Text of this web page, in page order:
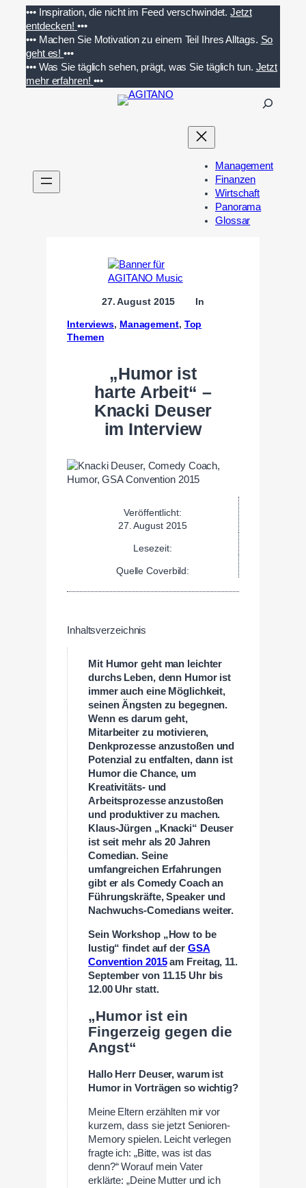
Inhalt
springen
••• Inspiration, die nicht im Feed verschwindet. Jetzt
entdecken! •••
••• Machen Sie Motivation zu einem Teil Ihres Alltags. So
geht es!•••
••• Was Sie täglich sehen, prägt, was Sie täglich tun. Jetzt
mehr erfahren! •••
n
Management
Finanzen
Wirtschaft
Panorama
Glossar
27. August 2015 In
Interviews, Management, Top
Themen
„Humor ist
harte Arbeit“ –
Knacki Deuser
im Interview
Veröffentlicht:
27. August 2015
Lesezeit:
Quelle Coverbild:
Inhaltsverzeichnis
Mit Humor geht man leichter
durchs Leben, denn Humor ist
immer auch eine Möglichkeit,
seinen Ängsten zu begegnen.
Wenn es darum geht,
Mitarbeiter zu motivieren,
Denkprozesse anzustoßen und
Potenzial zu entfalten, dann ist
Humor die Chance, um
Kreativitäts- und
Arbeitsprozesse anzustoßen
und produktiver zu machen.
Klaus-Jürgen „Knacki“ Deuser
ist seit mehr als 20 Jahren
Comedian. Seine
umfangreichen Erfahrungen
gibt er als Comedy Coach an
Führungskräfte, Speaker und
Nachwuchs-Comedians weiter.
Sein Workshop „How to be
lustig“ findet auf der GSA
Convention 2015am Freitag, 11.
September von 11.15 Uhr bis
12.00 Uhr statt.
„Humor ist ein
Fingerzeig gegen die
Angst“
Hallo Herr Deuser, warum ist
Humor in Vorträgen so wichtig?
Meine Eltern erzählten mir vor
kurzem, dass sie jetzt Senioren-
Memory spielen. Leicht verlegen
fragte ich: „Bitte, was ist das
denn?“ Worauf mein Vater
erklärte: „Deine Mutter und ich